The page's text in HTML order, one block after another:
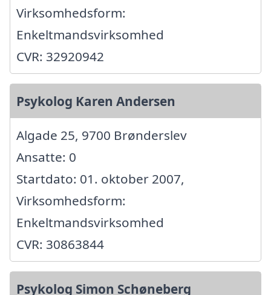
Virksomhedsform:
Enkeltmandsvirksomhed
CVR: 32920942
Psykolog Karen Andersen
Algade 25, 9700 Brønderslev
Ansatte: 0
Startdato: 01. oktober 2007,
Virksomhedsform:
Enkeltmandsvirksomhed
CVR: 30863844
Psykolog Simon Schøneberg